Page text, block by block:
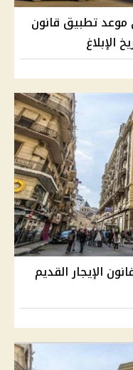
تطبيق قانون
الإبلاغ
الإيجار القديم